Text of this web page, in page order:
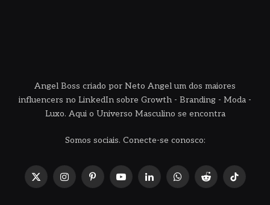
Angel Boss criado por Neto Angel um dos maiores
influencers no LinkedIn sobre Growth - Branding - Moda -
Luxo. Aqui o Universo Masculino se encontra
Somos sociais. Conecte-se conosco:
X
InstagramPinterestYouTubeLinkedInWhatsApp
Reddit TikTok